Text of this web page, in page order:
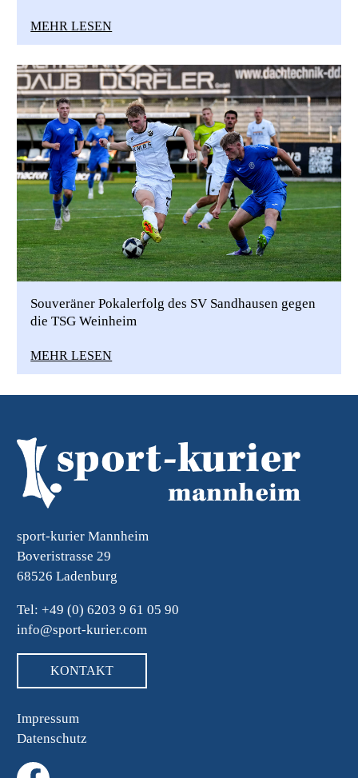
MEHR LESEN
Souveräner Pokalerfolg des SV Sandhausen gegen
die TSG Weinheim
MEHR LESEN
sport-kurier Mannheim
Boveristrasse 29
68526 Ladenburg
Tel: +49 (0) 6203 9 61 05 90
info@sport-kurier.com
KONTAKT
Impressum
Datenschutz